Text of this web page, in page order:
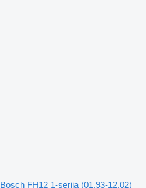
Bosch FH12 1-serija (01.93-12.02)